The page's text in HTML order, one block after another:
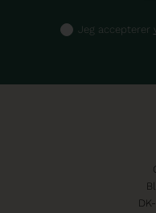
Jeg accepterer